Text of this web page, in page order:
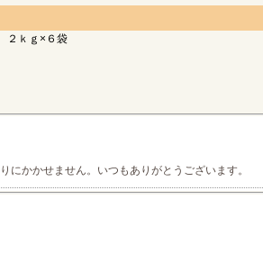
２ｋｇ×６袋
にかかせません。いつもありがとうございます。